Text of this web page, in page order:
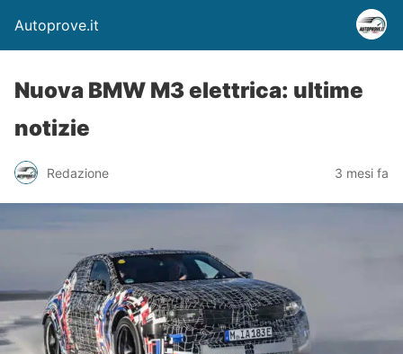
Autoprove.it
Nuova BMW M3 elettrica: ultime
notizie
Redazione 3 mesi fa